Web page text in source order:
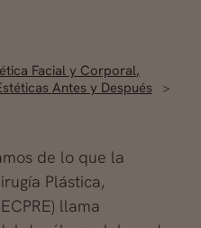
Facial y Corporal,
Antes y Después
de lo que la
Plástica,
llama